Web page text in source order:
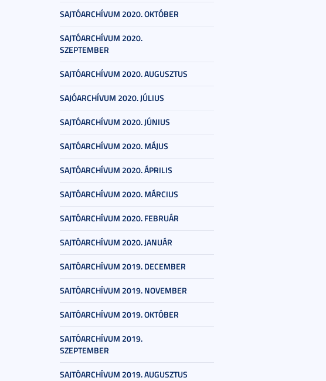
SAJTÓARCHÍVUM 2020. OKTÓBER
SAJTÓARCHÍVUM 2020.
SZEPTEMBER
SAJTÓARCHÍVUM 2020. AUGUSZTUS
SAJÓARCHÍVUM 2020. JÚLIUS
SAJTÓARCHÍVUM 2020. JÚNIUS
SAJTÓARCHÍVUM 2020. MÁJUS
SAJTÓARCHÍVUM 2020. ÁPRILIS
SAJTÓARCHÍVUM 2020. MÁRCIUS
SAJTÓARCHÍVUM 2020. FEBRUÁR
SAJTÓARCHÍVUM 2020. JANUÁR
SAJTÓARCHÍVUM 2019. DECEMBER
SAJTÓARCHÍVUM 2019. NOVEMBER
SAJTÓARCHÍVUM 2019. OKTÓBER
SAJTÓARCHÍVUM 2019.
SZEPTEMBER
SAJTÓARCHÍVUM 2019. AUGUSZTUS